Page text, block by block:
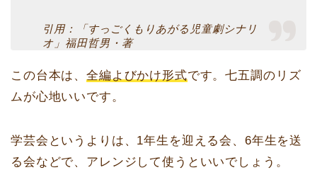
引用：「すっごくもりあがる児童劇シナリ
オ」福田哲男・著
この台本は、全編よびかけ形式です。七五調のリズ
ムが心地いいです。
学芸会というよりは、1年生を迎える会、6年生を送
る会などで、アレンジして使うといいでしょう。